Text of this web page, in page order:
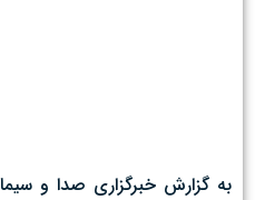
به گزارش خبرگزاری صدا و